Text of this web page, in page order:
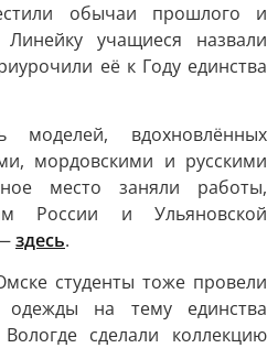
обычаи прошлого и
учащиеся назвали
её к Году единства
вдохновлённых
мордовскими и русскими
место заняли работы,
России и Ульяновской
здесь.
студенты тоже провели
одежды на тему единства
сделали коллекцию